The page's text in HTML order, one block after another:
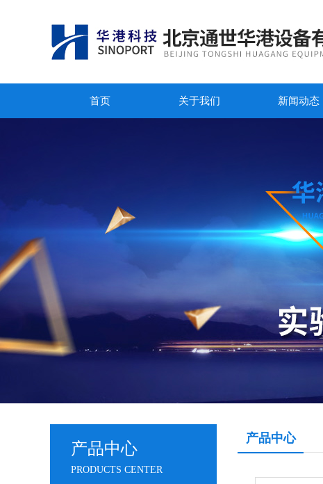
首页 关于我们 新闻动态
产品中心
PRODUCTS CENTER
产品中心